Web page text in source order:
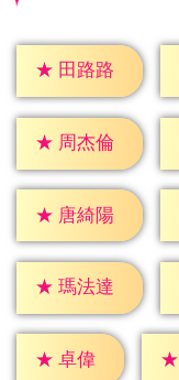
★ 田路路
★ 周杰倫
★ 唐綺陽
★ 瑪法達
★ 卓偉 ★